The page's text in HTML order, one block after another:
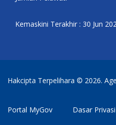
Kemaskini Terakhir : 30 Jun
Hakcipta Terpelihara © 2026.
Portal MyGov
Dasar Privasi